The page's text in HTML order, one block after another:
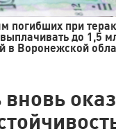
погибших при
до 1,5
в Воронежской